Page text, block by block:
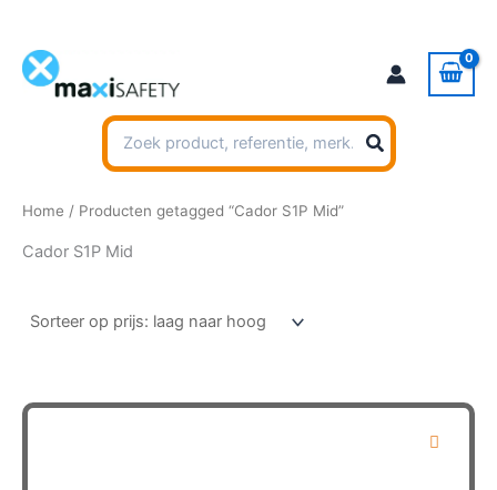
inhoud
Zoeken
naar:
Home / Producten getagged “Cador S1P Mid”
Cador S1P Mid